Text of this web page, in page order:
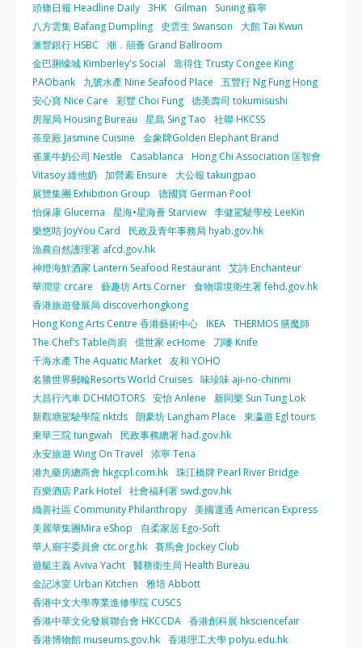
頭條日報 Headline Daily 3HK Gilman
Suning 蘇寧
八方雲集 Bafang Dumpling
史雲生 Swanson
大館 Tai Kwun
滙豐銀行 HSBC
潮．囍薈 Grand Ballroom
金巴脷蠔城 Kimberley's Social
靠得住 Trusty Congee King
PAObank
九號水產 Nine Seafood Place
五豐行 Ng Fung Hong
安心寶 Nice Care
彩豐 Choi Fung 德美壽司 tokumisushi
房屋局 Housing Bureau
星島 Sing Tao
社聯 HKCSS
茶皇殿 Jasmine Cuisine
金象牌Golden Elephant Brand
雀巢牛奶公司 Nestle
Casablanca
Hong Chi Association 匡智會
Vitasoy 維他奶
加營素 Ensure
大公報 takungpao
展覽集團 Exhibition Group
德國寶 German Pool
怡保康 Glucerna
星海•星海薈 Starview 李健駕駛學校 LeeKin
樂悠咭 JoyYou Card
民政及青年事務局 hyab.gov.hk
漁農自然護理署 afcd.gov.hk
神燈海鮮酒家 Lantern Seafood Restaurant 艾詩 Enchanteur
華潤堂 crcare
藝趣坊 Arts Corner 食物環境衛生署 fehd.gov.hk
香港旅遊發展局 discoverhongkong
Hong Kong Arts Centre 香港藝術中心 IKEA THERMOS 膳魔師
The Chef’s Table尚廚 億世家 ecHome
刀嘜 Knife
千海水產 The Aquatic Market 友和 YOHO
名勝世界郵輪Resorts World Cruises 味珍味 aji-no-chinmi
大昌行汽車 DCHMOTORS 安怡 Anlene
新同樂 Sun Tung Lok
新觀塘駕駛學院 nktds 朗豪坊 Langham Place
東瀛遊 Egl tours
東華三院 tungwah
民政事務總署 had.gov.hk
永安旅遊 Wing On Travel
添寧 Tena
港九藥房總商會 hkgcpl.com.hk 珠江橋牌 Pearl River Bridge
百樂酒店 Park Hotel
社會福利署 swd.gov.hk
織善社區 Community Philanthropy 美國運通 American Express
美麗華集團Mira eShop
自柔家居 Ego-Soft
華人廟宇委員會 ctc.org.hk 賽馬會 Jockey Club
遊艇主義 Aviva Yacht 醫務衛生局 Health Bureau
金記冰室 Urban Kitchen
雅培 Abbott
香港中文大學專業進修學院 CUSCS
香港中華文化發展聯合會 HKCCDA 香港創科展 hksciencefair
香港博物館 museums.gov.hk 香港理工大學 polyu.edu.hk